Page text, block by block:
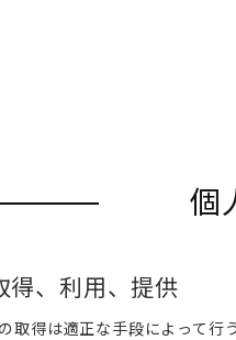
個
得、利用、提供
取得は適正な手段によって